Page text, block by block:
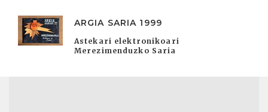
ARGIA SARIA 1999
Astekari elektronikoari
Merezimenduzko Saria